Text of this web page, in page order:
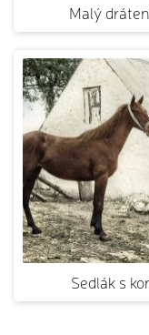
Malý
Sedlák s